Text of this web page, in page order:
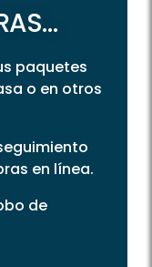
paquetes
o en otros
en línea.
de